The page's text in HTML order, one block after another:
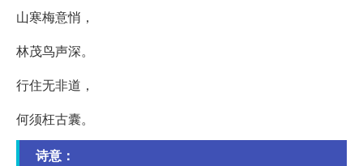
山寒梅意悄，
林茂鸟声深。
行住无非道，
何须枉古囊。
诗意：